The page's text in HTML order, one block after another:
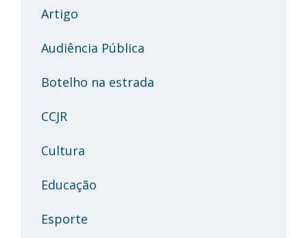
Artigo
Audiência Pública
Botelho na estrada
CCJR
Cultura
Educação
Esporte